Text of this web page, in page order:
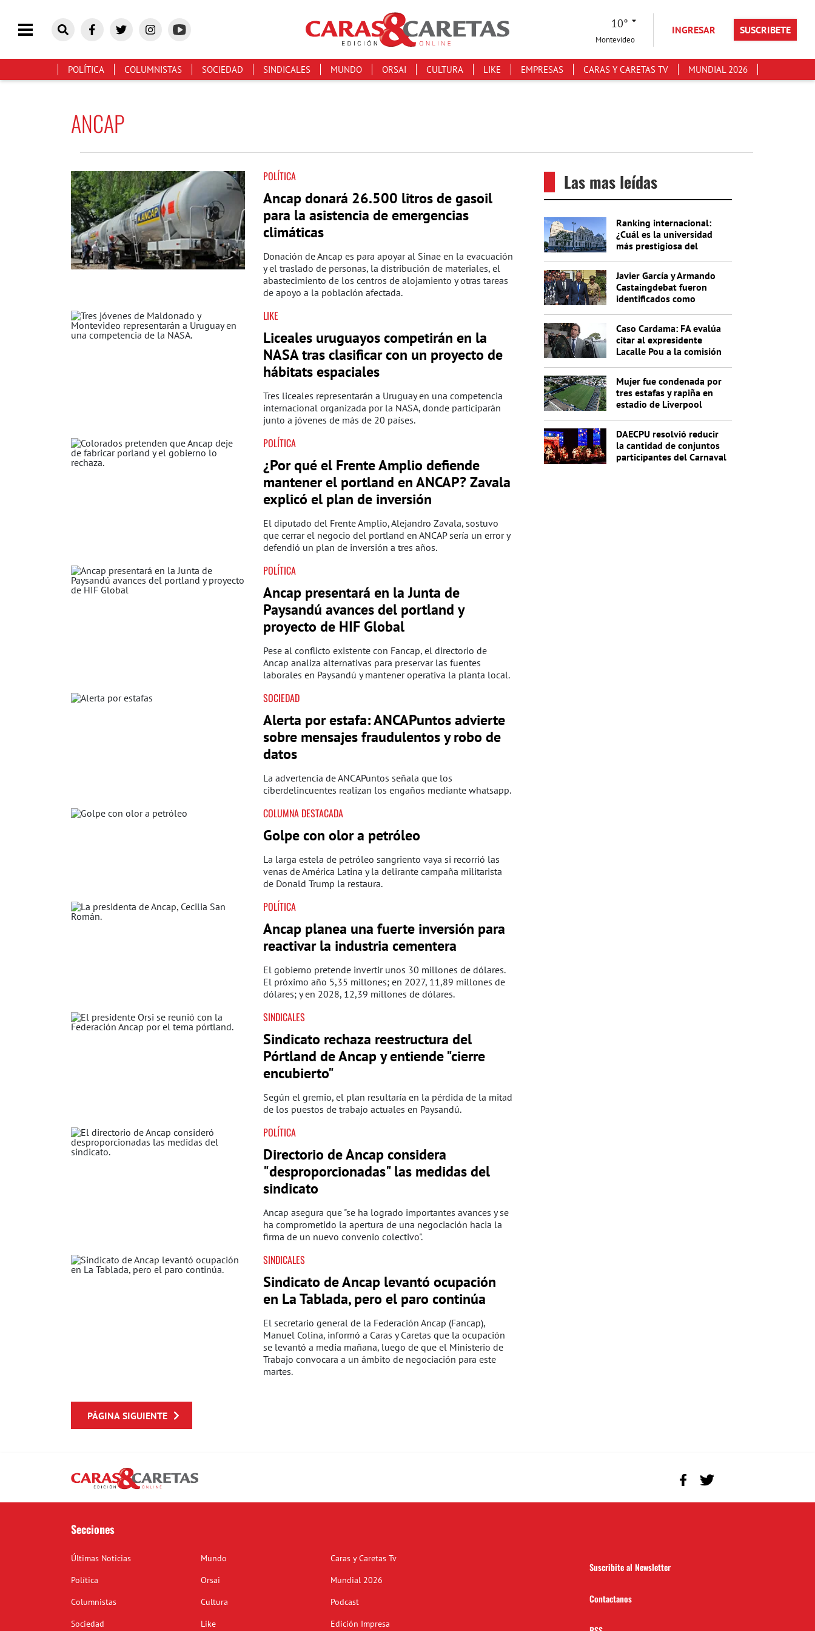
10°
Montevideo
INGRESAR SUSCRIBETE
POLÍTICA COLUMNISTAS SOCIEDAD SINDICALES MUNDO ORSAI CULTURA LIKE EMPRESAS CARAS Y CARETAS TV MUNDIAL 2026
ANCAP
POLÍTICA
Ancap donará 26.500 litros de gasoil
para la asistencia de emergencias
climáticas
Donación de Ancap es para apoyar al Sinae en la evacuación
y el traslado de personas, la distribución de materiales, el
abastecimiento de los centros de alojamiento y otras tareas
de apoyo a la población afectada.
LIKE
Liceales uruguayos competirán en la
NASA tras clasificar con un proyecto de
hábitats espaciales
Tres liceales representarán a Uruguay en una competencia
internacional organizada por la NASA, donde participarán
junto a jóvenes de más de 20 países.
POLÍTICA
¿Por qué el Frente Amplio defiende
mantener el portland en ANCAP? Zavala
explicó el plan de inversión
El diputado del Frente Amplio, Alejandro Zavala, sostuvo
que cerrar el negocio del portland en ANCAP sería un error y
defendió un plan de inversión a tres años.
POLÍTICA
Ancap presentará en la Junta de
Paysandú avances del portland y
proyecto de HIF Global
Pese al conflicto existente con Fancap, el directorio de
Ancap analiza alternativas para preservar las fuentes
laborales en Paysandú y mantener operativa la planta local.
SOCIEDAD
Alerta por estafa: ANCAPuntos advierte
sobre mensajes fraudulentos y robo de
datos
La advertencia de ANCAPuntos señala que los
ciberdelincuentes realizan los engaños mediante whatsapp.
COLUMNA DESTACADA
Golpe con olor a petróleo
La larga estela de petróleo sangriento vaya si recorrió las
venas de América Latina y la delirante campaña militarista
de Donald Trump la restaura.
POLÍTICA
Ancap planea una fuerte inversión para
reactivar la industria cementera
El gobierno pretende invertir unos 30 millones de dólares.
El próximo año 5,35 millones; en 2027, 11,89 millones de
dólares; y en 2028, 12,39 millones de dólares.
SINDICALES
Sindicato rechaza reestructura del
Pórtland de Ancap y entiende "cierre
encubierto"
Según el gremio, el plan resultaría en la pérdida de la mitad
de los puestos de trabajo actuales en Paysandú.
POLÍTICA
Directorio de Ancap considera
"desproporcionadas" las medidas del
sindicato
Ancap asegura que "se ha logrado importantes avances y se
ha comprometido la apertura de una negociación hacia la
firma de un nuevo convenio colectivo".
SINDICALES
Sindicato de Ancap levantó ocupación
en La Tablada, pero el paro continúa
El secretario general de la Federación Ancap (Fancap),
Manuel Colina, informó a Caras y Caretas que la ocupación
se levantó a media mañana, luego de que el Ministerio de
Trabajo convocara a un ámbito de negociación para este
martes.
PÁGINA SIGUIENTE
Las mas leídas
Ranking internacional:
¿Cuál es la universidad
más prestigiosa del
Javier García y Armando
Castaingdebat fueron
identificados como
Caso Cardama: FA evalúa
citar al expresidente
Lacalle Pou a la comisión
Mujer fue condenada por
tres estafas y rapiña en
estadio de Liverpool
DAECPU resolvió reducir
la cantidad de conjuntos
participantes del Carnaval
Secciones
Últimas Noticias
Política
Columnistas
Sociedad
Mundo
Orsai
Cultura
Like
Caras y Caretas Tv
Mundial 2026
Podcast
Edición Impresa
Suscribite al Newsletter
Contactanos